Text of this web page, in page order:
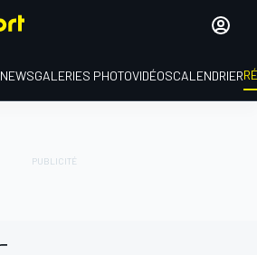
NEWSGALERIES PHOTOVIDÉOSCALENDRIER